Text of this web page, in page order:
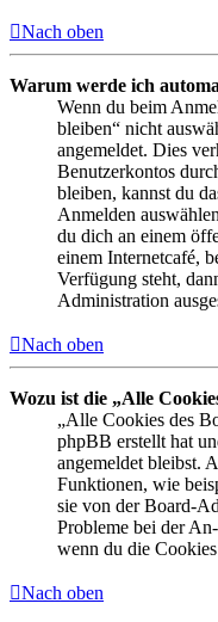
Nach oben
Warum werde ich
Wenn du beim
bleiben“ nicht
angemeldet. Dies
Benutzerkontos
bleiben, kannst du
Anmelden
du dich an einem
einem Internetcafé,
Verfügung steht,
Administration
Nach oben
Wozu ist die „Alle
„Alle Cookies des
phpBB erstellt hat
angemeldet bleibst.
Funktionen, wie
sie von der Board-
Probleme bei der
wenn du die
Nach oben